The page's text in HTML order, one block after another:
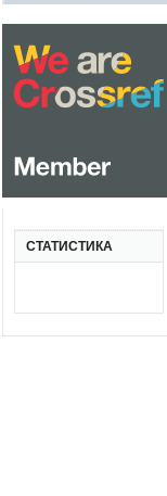
СТАТИСТИКА